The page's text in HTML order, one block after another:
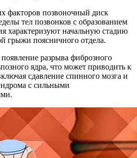
факторов позвоночный диск
тел позвонков с образованием
характеризуют начальную стадию
грыжи поясничного отдела.
разрыва фиброзного
ядра, что может приводить к
сдавление спинного мозга и
с сильными